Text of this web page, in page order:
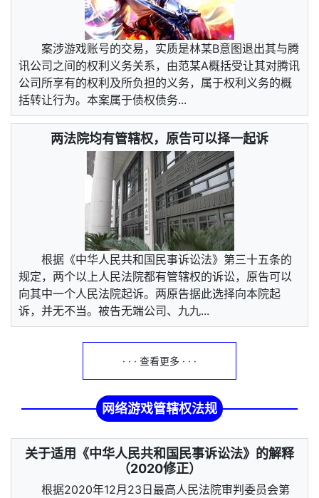
案涉游戏账号的交易，实质是林某B意图退出其与腾
讯公司之间的权利义务关系，由范某A概括受让其对腾讯
公司所享有的权利及所负担的义务，属于权利义务的概
括转让行为。本案属于债权债务...
两法院均有管辖权，原告可以择一起诉
根据《中华人民共和国民事诉讼法》第三十五条的
规定，两个以上人民法院都有管辖权的诉讼，原告可以
向其中一个人民法院起诉。两原告据此选择向本院起
诉，并无不当。被告无端公司、九九...
· · · 查看更多 · · ·
网络游戏管辖权法规
关于适用《中华人民共和国民事诉讼法》的解释
（2020修正）
根据2020年12月23日最高人民法院审判委员会第